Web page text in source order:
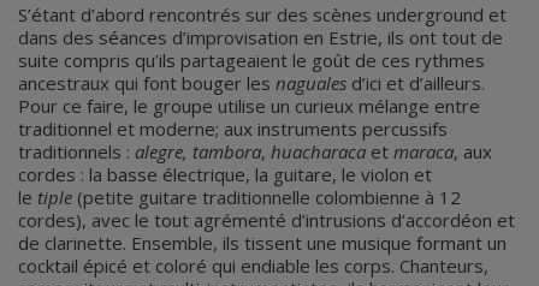
S’étant d’abord rencontrés sur des scènes underground et
dans des séances d’improvisation en Estrie, ils ont tout de
suite compris qu’ils partageaient le goût de ces rythmes
ancestraux qui font bouger les naguales d’ici et d’ailleurs.
Pour ce faire, le groupe utilise un curieux mélange entre
traditionnel et moderne; aux instruments percussifs
traditionnels : alegre, tambora, huacharaca et maraca, aux
cordes : la basse électrique, la guitare, le violon et
le tiple (petite guitare traditionnelle colombienne à 12
cordes), avec le tout agrémenté d’intrusions d’accordéon et
de clarinette. Ensemble, ils tissent une musique formant un
cocktail épicé et coloré qui endiable les corps. Chanteurs,